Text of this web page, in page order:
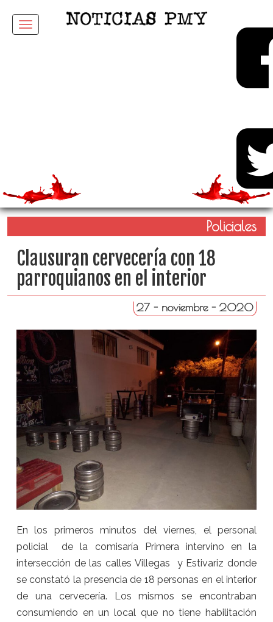
Menu
Policiales
Clausuran cervecería con 18
parroquianos en el interior
27 - noviembre - 2020
En los primeros minutos del viernes, el personal
policial de la comisaría Primera intervino en la
intersección de las calles Villegas y Estivariz donde
se constató la presencia de 18 personas en el interior
de una cervecería. Los mismos se encontraban
consumiendo en un local que no tiene habilitación